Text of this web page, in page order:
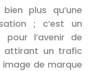
plus qu’une
; c’est un
pour l’avenir de
attirant un trafic
de marque